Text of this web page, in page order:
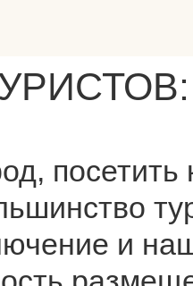
посетить
и